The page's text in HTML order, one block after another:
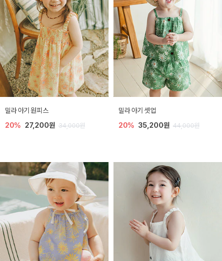
밀라 아기 원피스
20% 27,200원 34,000원
밀라 아기 셋업
20% 35,200원 44,000원